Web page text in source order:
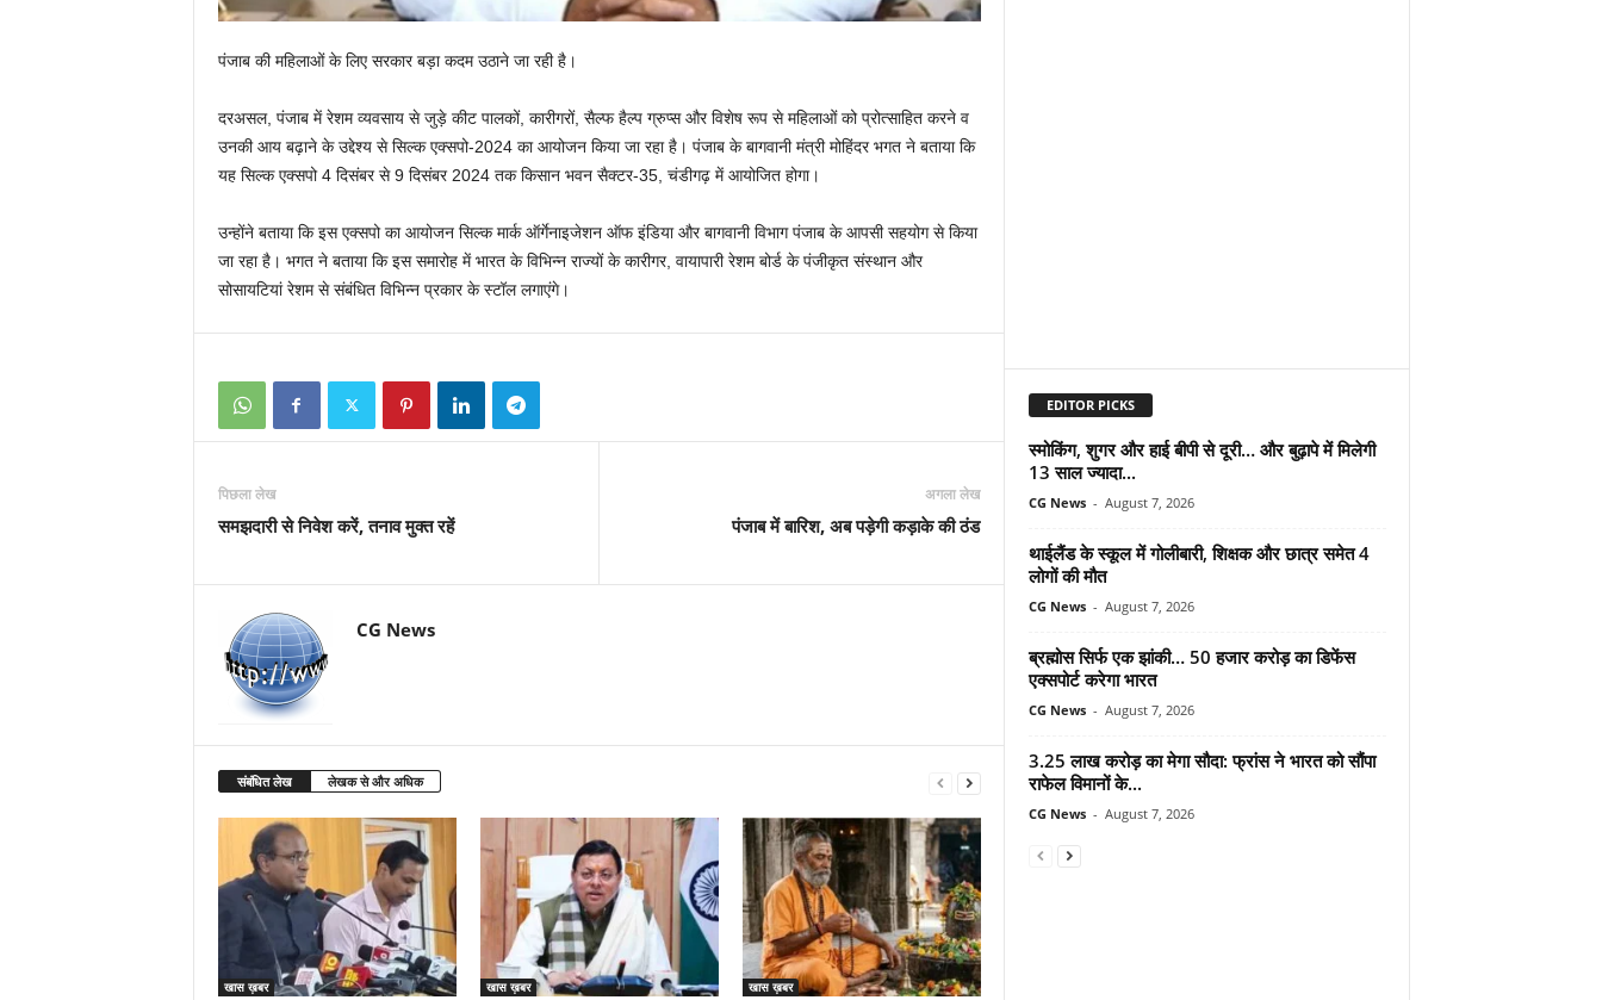
पंजाब की महिलाओं के लिए सरकार बड़ा कदम उठाने जा रही है।
दरअसल, पंजाब में रेशम व्यवसाय से जुड़े कीट पालकों, कारीगरों, सैल्फ हैल्प ग्रुप्स और विशेष रूप से महिलाओं को प्रोत्साहित करने व
उनकी आय बढ़ाने के उद्देश्य से सिल्क एक्सपो-2024 का आयोजन किया जा रहा है। पंजाब के बागवानी मंत्री मोहिंदर भगत ने बताया कि
यह सिल्क एक्सपो 4 दिसंबर से 9 दिसंबर 2024 तक किसान भवन सैक्टर-35, चंडीगढ़ में आयोजित होगा।
उन्होंने बताया कि इस एक्सपो का आयोजन सिल्क मार्क ऑर्गेनाइजेशन ऑफ इंडिया और बागवानी विभाग पंजाब के आपसी सहयोग से किया
जा रहा है। भगत ने बताया कि इस समारोह में भारत के विभिन्न राज्यों के कारीगर, वायापारी रेशम बोर्ड के पंजीकृत संस्थान और
सोसायटियां रेशम से संबंधित विभिन्न प्रकार के स्टॉल लगाएंगे।
पिछला लेख
समझदारी से निवेश करें, तनाव मुक्त रहें
अगला लेख
पंजाब में बारिश, अब पड़ेगी कड़ाके की ठंड
CG News
संबंधित लेख लेखक से और अधिक
खास ख़बर खास ख़बर खास ख़बर
EDITOR PICKS
स्मोकिंग, शुगर और हाई बीपी से दूरी… और बुढ़ापे में मिलेगी
13 साल ज्यादा...
CG News - August 7, 2026
थाईलैंड के स्कूल में गोलीबारी, शिक्षक और छात्र समेत 4
लोगों की मौत
CG News - August 7, 2026
ब्रह्मोस सिर्फ एक झांकी… 50 हजार करोड़ का डिफेंस
एक्सपोर्ट करेगा भारत
CG News - August 7, 2026
3.25 लाख करोड़ का मेगा सौदा: फ्रांस ने भारत को सौंपा
राफेल विमानों के...
CG News - August 7, 2026